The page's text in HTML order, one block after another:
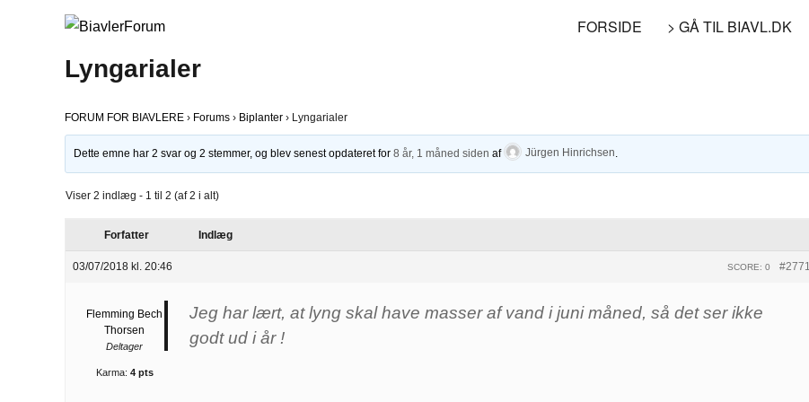
FORSIDE > GÅ TIL BIAVL.DK
Lyngarialer
FORUM FOR BIAVLERE › Forums › Biplanter › Lyngarialer
Dette emne har 2 svar og 2 stemmer, og blev senest opdateret for8 år, 1 måned siden af Jürgen Hinrichsen
Viser 2 indlæg - 1 til 2 (af 2 i alt)
Forfatter Indlæg
03/07/2018 kl. 20:46 #2771
SCORE: 0
Flemming Bech
Thorsen
Deltager
Karma: 4 pts
Jeg har lært, at lyng skal have masser af vand i juni måned, så det ser ikke
godt ud i år !